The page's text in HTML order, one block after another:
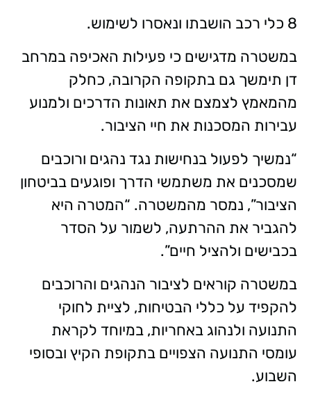
8 כלי רכב הושבתו ונאסרו לשימוש.
במשטרה מדגישים כי פעילות האכיפה במרחב
דן תימשך גם בתקופה הקרובה, כחלק
מהמאמץ לצמצם את תאונות הדרכים ולמנוע
עבירות המסכנות את חיי הציבור.
“נמשיך לפעול בנחישות נגד נהגים ורוכבים
שמסכנים את משתמשי הדרך ופוגעים בביטחון
הציבור”, נמסר מהמשטרה. “המטרה היא
להגביר את ההרתעה, לשמור על הסדר
בכבישים ולהציל חיים”.
במשטרה קוראים לציבור הנהגים והרוכבים
להקפיד על כללי הבטיחות, לציית לחוקי
התנועה ולנהוג באחריות, במיוחד לקראת
עומסי התנועה הצפויים בתקופת הקיץ ובסופי
השבוע.